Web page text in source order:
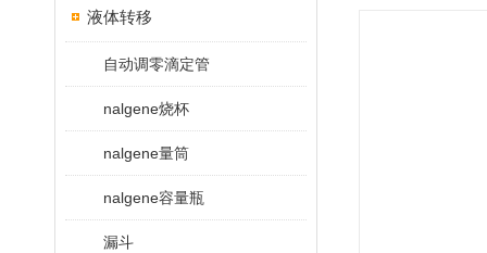
液体转移
自动调零滴定管
nalgene烧杯
nalgene量筒
nalgene容量瓶
漏斗